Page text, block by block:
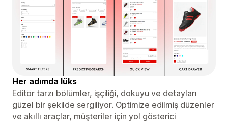
Her adımda lüks
Editör tarzı bölümler, işçiliği, dokuyu ve detayları
güzel bir şekilde sergiliyor. Optimize edilmiş düzenler
ve akıllı araçlar, müşteriler için yol gösterici